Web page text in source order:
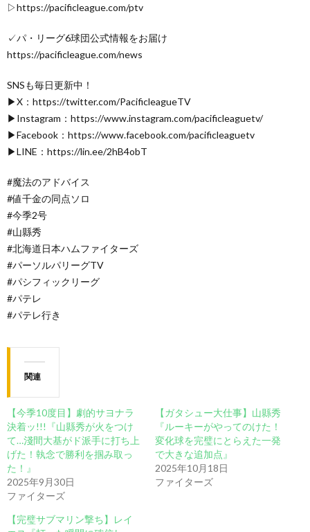
▷https://pacificleague.com/ptv
✓パ・リーグ6球団公式情報をお届け
https://pacificleague.com/news
SNSも毎日更新中！
▶X：https://twitter.com/PacificleagueTV
▶Instagram：https://www.instagram.com/pacificleaguetv/
▶Facebook：https://www.facebook.com/pacificleaguetv
▶LINE：https://lin.ee/2hB4obT
#魔法のアドバイス
#値千金の同点ソロ
#今季2号
#山縣秀
#北海道日本ハムファイターズ
#パーソルパリーグTV
#パシフィックリーグ
#パテレ
#パテレ行き
関連
【今季10度目】劇的サヨナラ
決着ッ!!!『山縣秀が火をつけ
て…淺間大基がド派手に打ち上
げた！執念で勝利を掴み取っ
た！』
2025年9月30日
ファイターズ
【ガタシュー大仕事】山縣秀
『ルーキーがやってのけた！
変化球を完璧にとらえた一発
で大きな追加点』
2025年10月18日
ファイターズ
【完璧サブマリン撃ち】レイ